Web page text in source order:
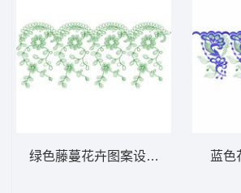
绿色藤蔓花卉图案设计 免费床上用
蓝色